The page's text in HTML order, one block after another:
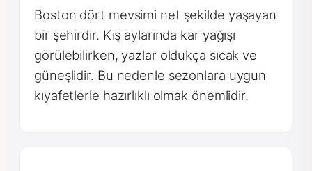
Boston dört mevsimi net şekilde yaşayan
bir şehirdir. Kış aylarında kar yağışı
görülebilirken, yazlar oldukça sıcak ve
güneşlidir. Bu nedenle sezonlara uygun
kıyafetlerle hazırlıklı olmak önemlidir.